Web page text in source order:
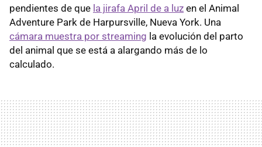
pendientes de que la jirafa April de a luz en el Animal
Adventure Park de Harpursville, Nueva York. Una
cámara muestra por streaming la evolución del parto
del animal que se está a alargando más de lo
calculado.